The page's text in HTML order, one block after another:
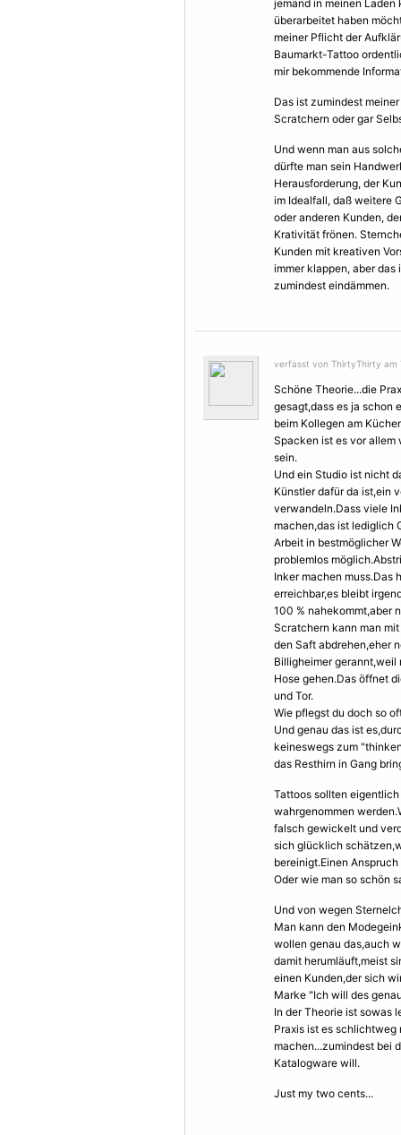
jemand in meinen
überarbeitet haben
meiner Pflicht der
Baumarkt-Tattoo
mir bekommende
Das ist zumindest
Scratchern oder gar
Und wenn man aus
dürfte man sein
Herausforderung, der
im Idealfall, daß weitere
oder anderen Kunden,
Krativität frönen.
Kunden mit kreativen
immer klappen, aber
zumindest eindämmen.
verfasst von ThirtyThirty am
Schöne Theorie...die
gesagt,dass es ja schon
beim Kollegen am
Spacken ist es vor allem
sein.
Und ein Studio ist nicht
Künstler dafür da ist,ein
verwandeln.Dass viele
machen,das ist lediglich
Arbeit in bestmöglicher
problemlos
Inker machen muss.Das
erreichbar,es bleibt
100 % nahekommt,aber
Scratchern kann man
den Saft abdrehen,eher
Billigheimer gerannt,weil
Hose gehen.Das öffnet
und Tor.
Wie pflegst du doch so
Und genau das ist
keineswegs zum
das Resthirn in Gang
Tattoos sollten
wahrgenommen
falsch gewickelt und
sich glücklich
bereinigt.Einen
Oder wie man so schön
Und von wegen
Man kann den
wollen genau das,auch
damit herumläuft,meist
einen Kunden,der sich
Marke "Ich will des
In der Theorie ist sowas
Praxis ist es
machen...zumindest bei
Katalogware will.
Just my two cents...